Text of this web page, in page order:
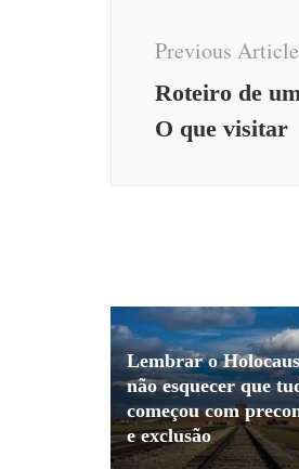
Navigation
Previous Article
Roteiro de
O que visitar
Lembrar o
não esquecer que
começou com
e exclusão